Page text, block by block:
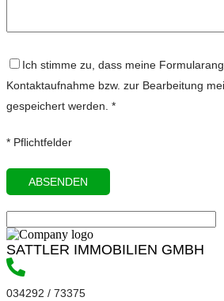
Ich stimme zu, dass meine
Kontaktaufnahme bzw. zur Bearbeitung
gespeichert werden. *
* Pflichtfelder
SATTLER IMMOBILIEN GMBH
034292 / 73375